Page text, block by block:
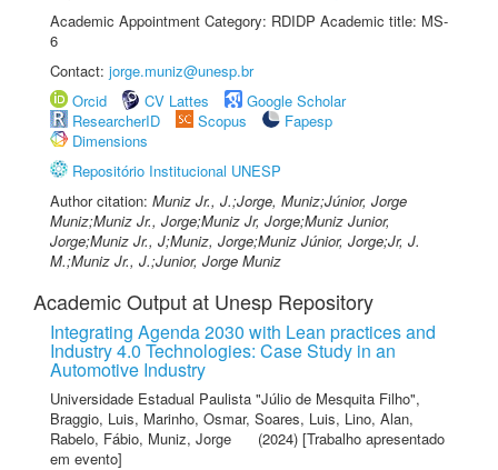
Academic Appointment Category: RDIDP Academic title: MS-
6
Contact: jorge.muniz@unesp.br
Orcid
CV Lattes
Google Scholar
ResearcherID
Scopus
Fapesp
Dimensions
Repositório Institucional UNESP
Author citation: Muniz Jr., J.;Jorge, Muniz;Júnior, Jorge
Muniz;Muniz Jr., Jorge;Muniz Jr, Jorge;Muniz Junior,
Jorge;Muniz Jr., J;Muniz, Jorge;Muniz Júnior, Jorge;Jr, J.
M.;Muniz Jr., J.;Junior, Jorge Muniz
Academic Output at Unesp Repository
Integrating Agenda 2030 with Lean practices and
Industry 4.0 Technologies: Case Study in an
Automotive Industry
Universidade Estadual Paulista "Júlio de Mesquita Filho",
Braggio, Luis, Marinho, Osmar, Soares, Luis, Lino, Alan,
Rabelo, Fábio, Muniz, Jorge
(2024) [Trabalho apresentado
em evento]